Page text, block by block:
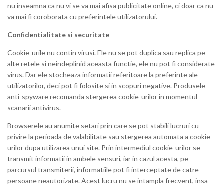
nu inseamna ca nu vi se va mai afisa publicitate online, ci doar ca nu
va mai fi coroborata cu preferintele utilizatorului.
Confidentialitate si securitate
Cookie-urile nu contin virusi. Ele nu se pot duplica sau replica pe
alte retele si neindeplinid aceasta functie, ele nu pot fi considerate
virus. Dar ele stocheaza informatii referitoare la preferinte ale
utilizatorilor, deci pot fi folosite si in scopuri negative. Produsele
anti-spyware recomanda stergerea cookie-urilor in momentul
scanarii antivirus.
Browserele au anumite setari prin care se pot stabili lucruri cu
privire la perioada de valabilitate sau stergerea automata a cookie-
urilor dupa utilizarea unui site. Prin intermediul cookie-urilor se
transmit informatii in ambele sensuri, iar in cazul acesta, pe
parcursul transmiterii, informatiile pot fi interceptate de catre
persoane neautorizate. Acest lucru nu se intampla frecvent, insa